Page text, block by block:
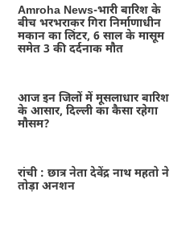
Amroha News-भारी बारिश के
बीच भरभराकर गिरा निर्माणाधीन
मकान का लिंटर, 6 साल के मासूम
समेत 3 की दर्दनाक मौत
आज इन जिलों में मूसलाधार बारिश
के आसार, दिल्ली का कैसा रहेगा
मौसम?
रांची : छात्र नेता देवेंद्र नाथ महतो ने
तोड़ा अनशन